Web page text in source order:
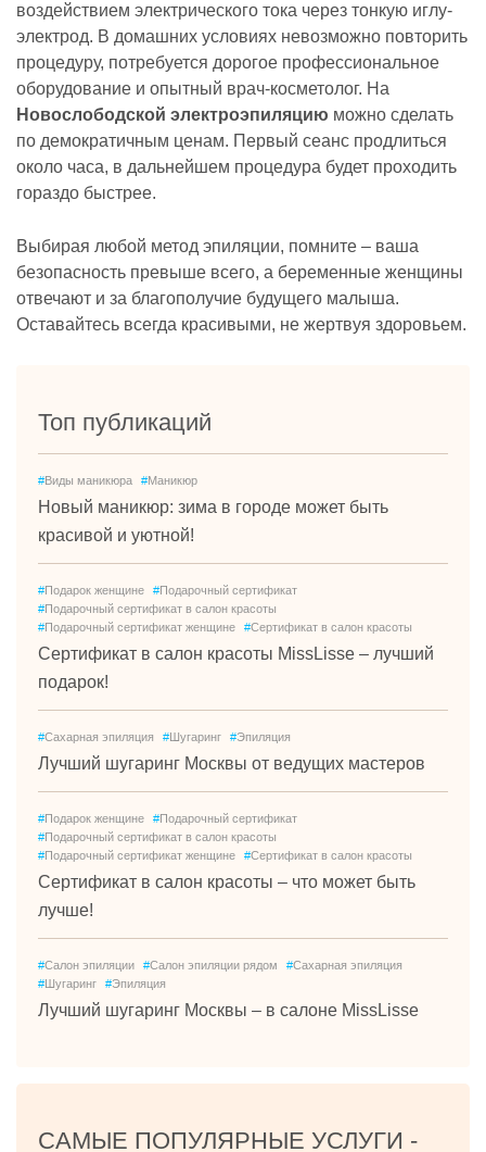
воздействием электрического тока через тонкую иглу-
электрод. В домашних условиях невозможно повторить
процедуру, потребуется дорогое профессиональное
оборудование и опытный врач-косметолог. На
Новослободской электроэпиляцию можно сделать
по демократичным ценам. Первый сеанс продлиться
около часа, в дальнейшем процедура будет проходить
гораздо быстрее.
Выбирая любой метод эпиляции, помните – ваша
безопасность превыше всего, а беременные женщины
отвечают и за благополучие будущего малыша.
Оставайтесь всегда красивыми, не жертвуя здоровьем.
Топ публикаций
#Виды маникюра #Маникюр
Новый маникюр: зима в городе может быть
красивой и уютной!
#Подарок женщине #Подарочный сертификат
#Подарочный сертификат в салон красоты
#Подарочный сертификат женщине #Сертификат в салон красоты
Сертификат в салон красоты MissLisse – лучший
подарок!
#Сахарная эпиляция #Шугаринг #Эпиляция
Лучший шугаринг Москвы от ведущих мастеров
#Подарок женщине #Подарочный сертификат
#Подарочный сертификат в салон красоты
#Подарочный сертификат женщине #Сертификат в салон красоты
Сертификат в салон красоты – что может быть
лучше!
#Салон эпиляции #Салон эпиляции рядом #Сахарная эпиляция
#Шугаринг #Эпиляция
Лучший шугаринг Москвы – в салоне MissLisse
САМЫЕ ПОПУЛЯРНЫЕ УСЛУГИ -